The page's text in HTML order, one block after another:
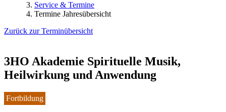
Service & Termine
Termine Jahresübersicht
Zurück zur Terminübersicht
3HO Akademie Spirituelle Musik,
Heilwirkung und Anwendung
Fortbildung